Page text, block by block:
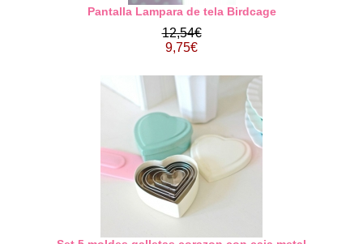
Pantalla Lampara de tela Birdcage
12,54€
9,75€